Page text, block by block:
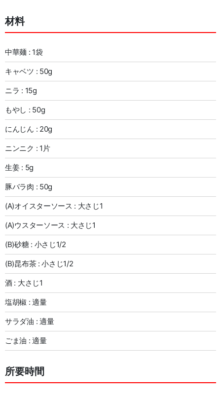
材料
中華麺 : 1袋
キャベツ : 50g
ニラ : 15g
もやし : 50g
にんじん : 20g
ニンニク : 1片
生姜 : 5g
豚バラ肉 : 50g
(A)オイスターソース : 大さじ1
(A)ウスターソース : 大さじ1
(B)砂糖 : 小さじ1/2
(B)昆布茶 : 小さじ1/2
酒 : 大さじ1
塩胡椒 : 適量
サラダ油 : 適量
ごま油 : 適量
所要時間